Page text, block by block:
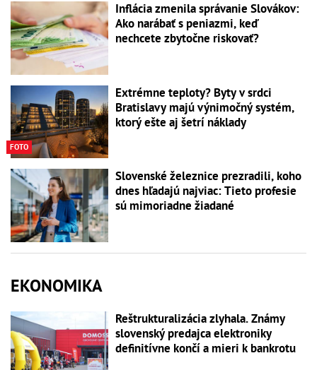
Inflácia zmenila správanie Slovákov:
Ako narábať s peniazmi, keď
nechcete zbytočne riskovať?
FOTO
Extrémne teploty? Byty v srdci
Bratislavy majú výnimočný systém,
ktorý ešte aj šetrí náklady
Slovenské železnice prezradili, koho
dnes hľadajú najviac: Tieto profesie
sú mimoriadne žiadané
EKONOMIKA
Reštrukturalizácia zlyhala. Známy
slovenský predajca elektroniky
definitívne končí a mieri k bankrotu